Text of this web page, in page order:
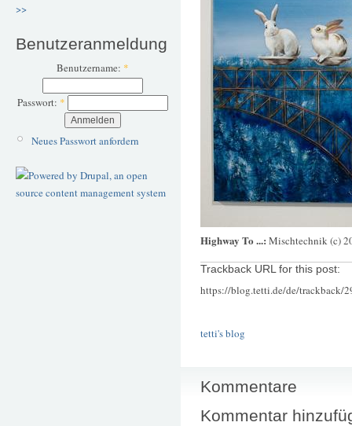
>>
Benutzeranmeldung
Benutzername: *
Passwort: *
Neues Passwort anfordern
Highway To ...: Mischtechnik (c)
Trackback URL for this post:
https://blog.tetti.de/de/trackback/
tetti's blog
Kommentare
Kommentar